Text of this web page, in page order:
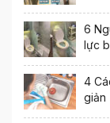
6
lực
4
giản